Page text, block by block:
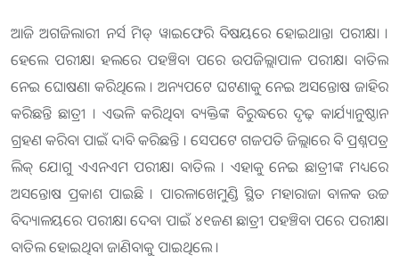
ଆଜି ଅଗଜିଲାରୀ ନର୍ସ ମିଡ୍ ୱାଇଫେରି ବିଷୟରେ ହୋଇଥାନ୍ତା ପରୀକ୍ଷା ।
ହେଲେ ପରୀକ୍ଷା ହଲରେ ପହଞ୍ଚିବା ପରେ ଉପଜିଲ୍ଲାପାଳ ପରୀକ୍ଷା ବାତିଲ
ନେଇ ଘୋଷଣା କରିଥିଲେ । ଅନ୍ୟପଟେ ଘଟଣାକୁ ନେଇ ଅସନ୍ତୋଷ ଜାହିର
କରିଛନ୍ତି ଛାତ୍ରୀ । ଏଭଳି କରିଥିବା ବ୍ୟକ୍ତିଙ୍କ ବିରୁଦ୍ଧରେ ଦୃଢ଼ କାର୍ଯ୍ୟାନୁଷ୍ଠାନ
ଗ୍ରହଣ କରିବା ପାଇଁ ଦାବି କରିଛନ୍ତି । ସେପଟେ ଗଜପତି ଜିଲ୍ଲାରେ ବି ପ୍ରଶ୍ନପତ୍ର
ଲିକ୍ ଯୋଗୁ ଏଏନଏମ ପରୀକ୍ଷା ବାତିଲ । ଏହାକୁ ନେଇ ଛାତ୍ରୀଙ୍କ ମଧ୍ୟରେ
ଅସନ୍ତୋଷ ପ୍ରକାଶ ପାଇଛି । ପାରଳାଖେମୁଣ୍ଡି ସ୍ଥିତ ମହାରାଜା ବାଳକ ଉଚ୍ଚ
ବିଦ୍ୟାଳୟରେ ପରୀକ୍ଷା ଦେବା ପାଇଁ ୪୧ଜଣ ଛାତ୍ରୀ ପହଞ୍ଚିବା ପରେ ପରୀକ୍ଷା
ବାତିଲ ହୋଇଥିବା ଜାଣିବାକୁ ପାଇଥିଲେ ।